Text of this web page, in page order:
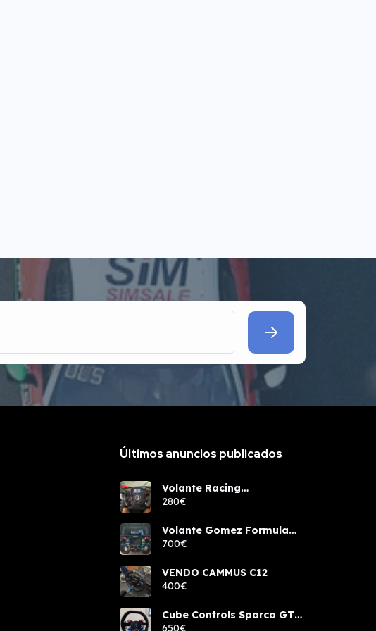
Últimos anuncios publicados
Volante Racing
components rcw sport
280€
Volante Gomez Formula
Pro Elite
700€
VENDO CAMMUS C12
400€
Cube Controls Sparco GT
PRO NUEVO
650€